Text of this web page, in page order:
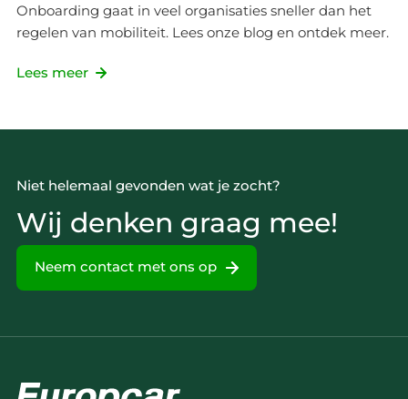
Onboarding gaat in veel organisaties sneller dan het
regelen van mobiliteit. Lees onze blog en ontdek meer.
Lees meer
Niet helemaal gevonden wat je zocht?
Wij denken graag mee!
Neem contact met ons op